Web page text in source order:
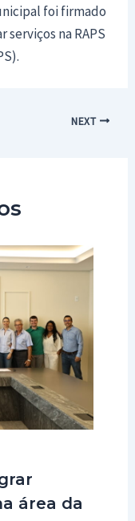
foi firmado
na RAPS
NEXT
área da